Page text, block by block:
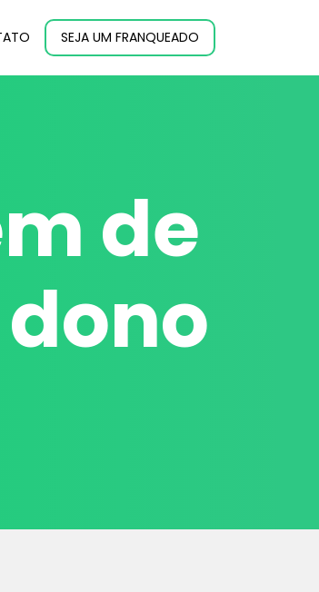
SEJA UM FRANQUEADO
de